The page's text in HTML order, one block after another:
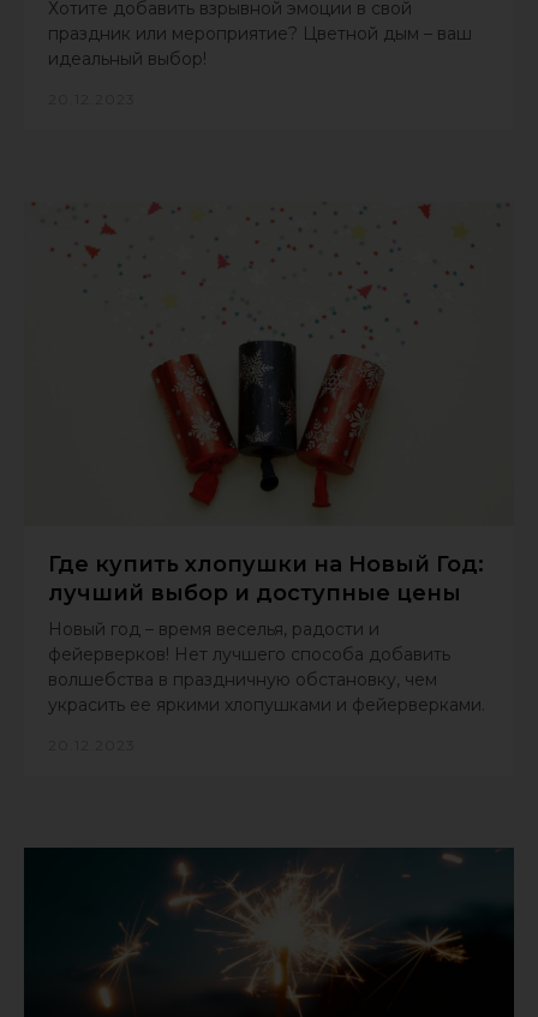
Хотите добавить взрывной эмоции в свой
праздник или мероприятие? Цветной дым – ваш
идеальный выбор!
Где купить хлопушки на Новый Год:
лучший выбор и доступные цены
Новый год – время веселья, радости и
фейерверков! Нет лучшего способа добавить
волшебства в праздничную обстановку, чем
украсить ее яркими хлопушками и фейерверками.